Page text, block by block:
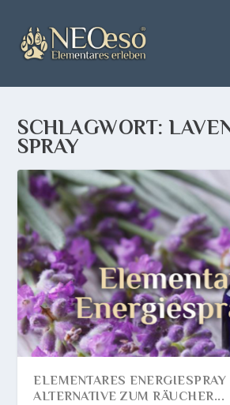
SCHLAGWORT:
SPRAY
ELEMENTARES ENERGIESPRAY
ALTERNATIVE ZUM RÄUCHER...